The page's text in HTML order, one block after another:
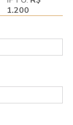
1.200